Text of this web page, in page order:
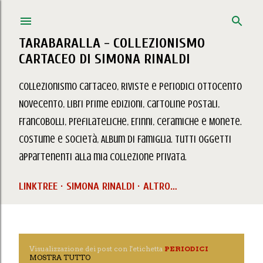
TARABARALLA - COLLEZIONISMO
CARTACEO DI SIMONA RINALDI
Collezionismo Cartaceo, Riviste e Periodici Ottocento
Novecento, Libri prime edizioni, Cartoline Postali,
Francobolli, Prefilateliche, Erinni, Ceramiche e Monete.
Costume e Società, Album di Famiglia. Tutti oggetti
appartenenti alla mia collezione privata.
LINKTREE SIMONA RINALDI ALTRO…
Visualizzazione dei post con l'etichetta PERIODICI
MOSTRA TUTTO